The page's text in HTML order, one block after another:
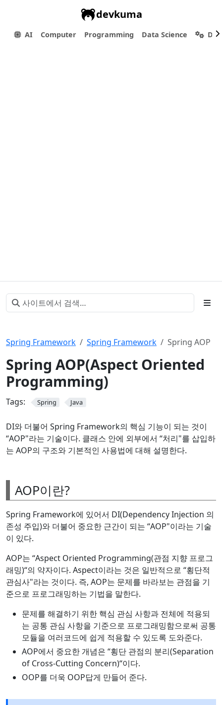
devkuma
AI Computer Programming Data Science
Spring Framework Spring Framework Spring AOP
Spring AOP(Aspect Oriented
Programming)
Tags: Spring Java
DI와 더불어 Spring Framework의 핵심 기능이 되는 것이
“AOP"라는 기술이다. 클래스 안에 외부에서 “처리"를 삽입하
는 AOP의 구조와 기본적인 사용법에 대해 설명한다.
AOP이란?
Spring Framework에 있어서 DI(Dependency Injection 의
존성 주입)와 더불어 중요한 근간이 되는 “AOP"이라는 기술
이 있다.
AOP는 “Aspect Oriented Programming(관점 지향 프로그
래밍)“의 약자이다. Aspect이라는 것은 일반적으로 “횡단적
관심사"라는 것이다. 즉, AOP는 문제를 바라보는 관점을 기
준으로 프로그래밍하는 기법을 말한다.
문제를 해결하기 위한 핵심 관심 사항과 전체에 적용되
는 공통 관심 사항을 기준으로 프로그래밍함으로써 공통
모듈을 여러코드에 쉽게 적용할 수 있도록 도와준다.
AOP에서 중요한 개념은 “횡단 관점의 분리(Separation
of Cross-Cutting Concern)“이다.
OOP를 더욱 OOP답게 만들어 준다.